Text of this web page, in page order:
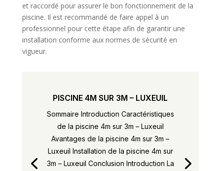
et raccordé pour assurer le bon fonctionnement de la
piscine. Il est recommandé de faire appel à un
professionnel pour cette étape afin de garantir une
installation conforme aux normes de sécurité en
vigueur.
PISCINE 4M SUR 3M – LUXEUIL
Sommaire Introduction Caractéristiques
de la piscine 4m sur 3m – Luxeuil
Avantages de la piscine 4m sur 3m –
Luxeuil Installation de la piscine 4m sur
3m – Luxeuil Conclusion Introduction La